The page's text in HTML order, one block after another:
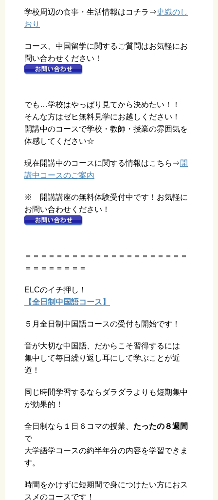
学校周辺の食事・生活情報はコチラ⇒史織のし
おり
コース、中国留学に関するご質問はお気軽にお
問い合わせください！
でも…学校はやっぱり見てから決めたい！！
そんな方はゼヒ無料見学にお越しください！
開講中のコースで学校・教師・授業の雰囲気を
体感してください☆
現在開講中のコースに関する情報はこちら⇒開
講中コースのご案内
※ 開講講座の無料体験受付中です！お気軽に
お問い合わせください！
＝＝＝＝＝＝＝＝＝＝＝＝＝＝＝＝＝＝＝＝＝
＝＝＝＝＝＝＝＝
ELCのイチ押し！
【全日制中国語コース】
５月全日制中国語コースの受付も開始です！
音が大切な中国語、だからこそ習得するには
集中して毎日繰り返し耳にして学ぶことが近
道！
同じ時間学習するならダラダラよりも短期集中
が効果的！
全日制なら１日６コマの授業、 たったの８週間
で
大学語学コースの約半年分の内容を学習できま
す。
時間をかけずに短期間で身につけたい方におス
スメのコースです！